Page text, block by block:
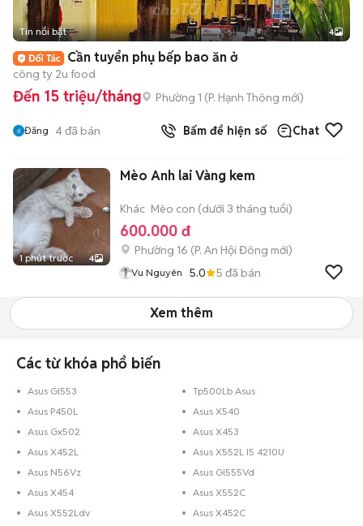
Tin nổi bật 4
Cần tuyển phụ bếp bao ăn ở
công ty 2u food
Đến 15 triệu/tháng Phường 1 (P. Hạnh Thông mới)
Đăng 4đã bán Bấm để hiện số Chat
1 phút trước 4
Mèo Anh lai Vàng kem
Khác Mèo con (dưới 3 tháng tuổi)
600.000 đ
Phường 16 (P. An Hội Đông mới)
Vu Nguyên 5.0 5 đã bán
Xem thêm
Các từ khóa phổ biến
Asus Gl553
Tp500Lb Asus
Asus P450L
Asus X540
Asus Gx502
Asus X453
Asus X452L
Asus X552L I5 4210U
Asus N56Vz
Asus Gl555Vd
Asus X454
Asus X552C
Asus X552Ldv
Asus X452C